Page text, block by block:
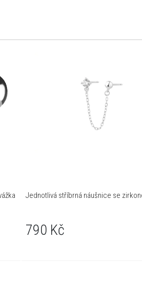
Jednotlivá stříbrná náušnice se
790 Kč